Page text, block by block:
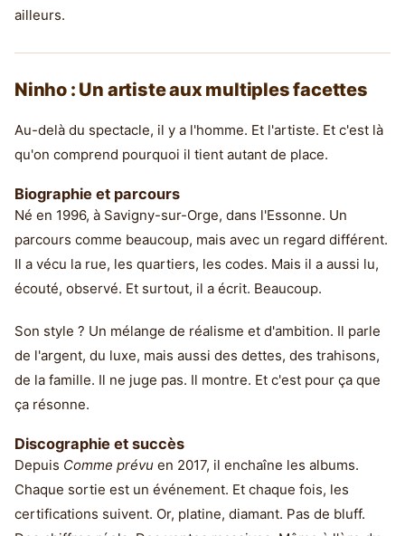
ailleurs.
Ninho : Un artiste aux multiples facettes
Au-delà du spectacle, il y a l'homme. Et l'artiste. Et c'est là
qu'on comprend pourquoi il tient autant de place.
Biographie et parcours
Né en 1996, à Savigny-sur-Orge, dans l'Essonne. Un
parcours comme beaucoup, mais avec un regard différent.
Il a vécu la rue, les quartiers, les codes. Mais il a aussi lu,
écouté, observé. Et surtout, il a écrit. Beaucoup.
Son style ? Un mélange de réalisme et d'ambition. Il parle
de l'argent, du luxe, mais aussi des dettes, des trahisons,
de la famille. Il ne juge pas. Il montre. Et c'est pour ça que
ça résonne.
Discographie et succès
Depuis Comme prévu en 2017, il enchaîne les albums.
Chaque sortie est un événement. Et chaque fois, les
certifications suivent. Or, platine, diamant. Pas de bluff.